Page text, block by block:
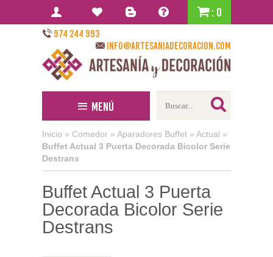
: 0
974 244 993
info@artesaniadecoracion.com
Menú
Inicio » Comedor » Aparadores Buffet » Actual »
Buffet Actual 3 Puerta Decorada Bicolor Serie
Destrans
Buffet Actual 3 Puerta
Decorada Bicolor Serie
Destrans